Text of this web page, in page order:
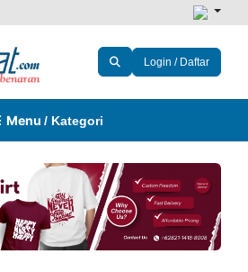
Login / Daftar
Menu / Kategori